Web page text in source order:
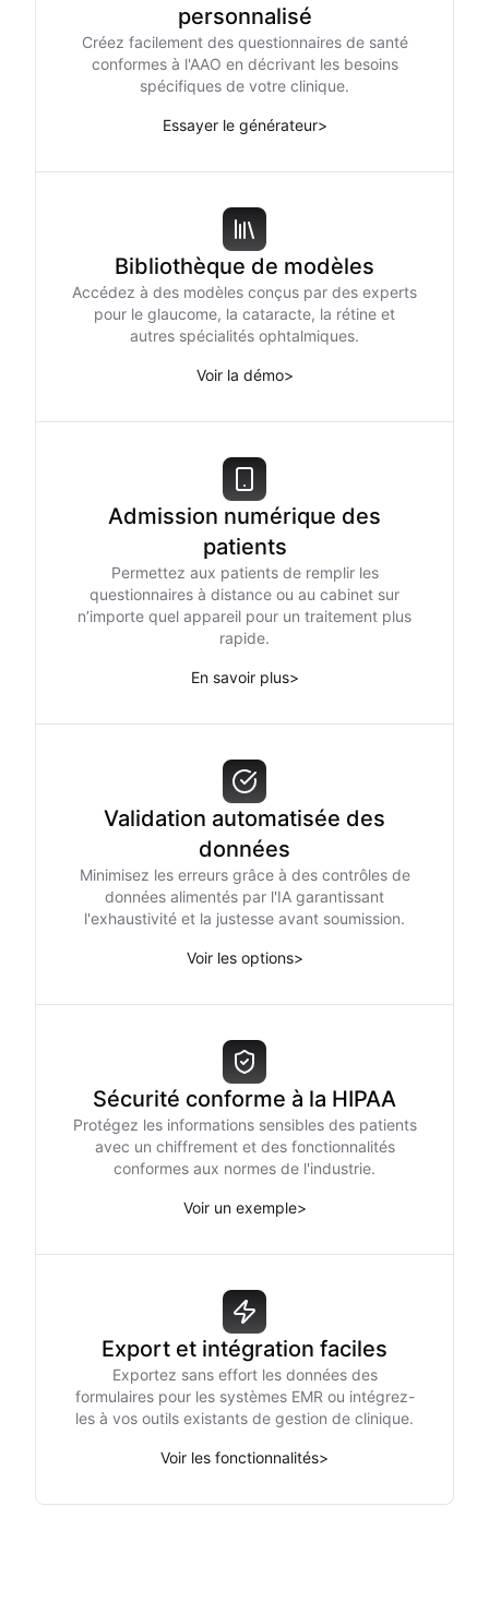
personnalisé
Créez facilement des questionnaires de santé
conformes à l'AAO en décrivant les besoins
spécifiques de votre clinique.
Essayer le générateur>
Bibliothèque de modèles
Accédez à des modèles conçus par des experts
pour le glaucome, la cataracte, la rétine et
autres spécialités ophtalmiques.
Voir la démo>
Admission numérique des
patients
Permettez aux patients de remplir les
questionnaires à distance ou au cabinet sur
n’importe quel appareil pour un traitement plus
rapide.
En savoir plus>
Validation automatisée des
données
Minimisez les erreurs grâce à des contrôles de
données alimentés par l'IA garantissant
l'exhaustivité et la justesse avant soumission.
Voir les options>
Sécurité conforme à la HIPAA
Protégez les informations sensibles des patients
avec un chiffrement et des fonctionnalités
conformes aux normes de l'industrie.
Voir un exemple>
Export et intégration faciles
Exportez sans effort les données des
formulaires pour les systèmes EMR ou intégrez-
les à vos outils existants de gestion de clinique.
Voir les fonctionnalités>